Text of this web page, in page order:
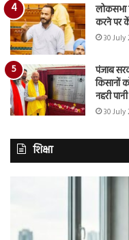
लोकसभा
करने पर
30 July
पंजाब
किसानों
नहरी पानी
30 July
शिक्षा